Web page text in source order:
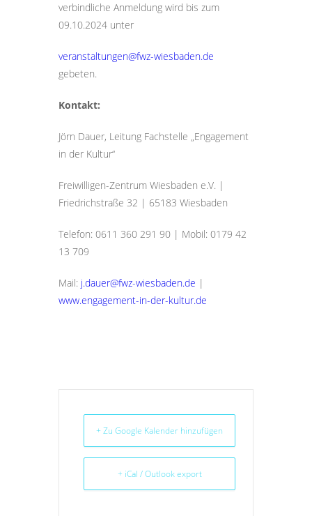
verbindliche Anmeldung wird bis zum
09.10.2024 unter
veranstaltungen@fwz-wiesbaden.de
gebeten.
Kontakt:
Jörn Dauer, Leitung Fachstelle „Engagement
in der Kultur“
Freiwilligen-Zentrum Wiesbaden e.V. |
Friedrichstraße 32 | 65183 Wiesbaden
Telefon: 0611 360 291 90 | Mobil: 0179 42
13 709
Mail: j.dauer@fwz-wiesbaden.de |
www.engagement-in-der-kultur.de
+ Zu Google Kalender hinzufügen
+ iCal / Outlook export